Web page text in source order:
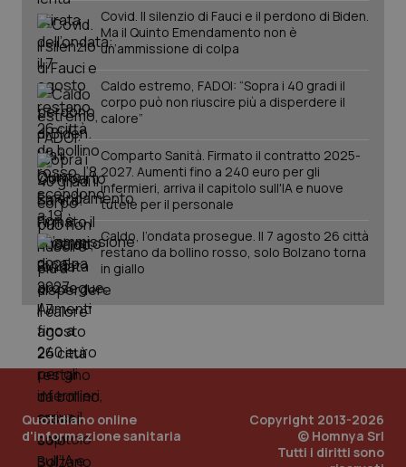
Rene & patologie urogenitali
Salute orale & impianti
Sangue & coagulazione
Tiroide
Tumore al seno
Tumore ovarico
Tumori del Polmone & Testa Collo
Tumori gastrointestinali
Ulcera & Reflusso
Vaccini
Covid. Il silenzio di Fauci e il perdono di Biden.
Ma il Quinto Emendamento non è
un’ammissione di colpa
Caldo estremo, FADOI: “Sopra i 40 gradi il
corpo può non riuscire più a disperdere il
calore”
Comparto Sanità. Firmato il contratto 2025-
2027. Aumenti fino a 240 euro per gli
infermieri, arriva il capitolo sull'IA e nuove
tutele per il personale
Caldo, l’ondata prosegue. Il 7 agosto 26 città
restano da bollino rosso, solo Bolzano torna
in giallo
Quotidiano online
d'informazione sanitaria
Copyright 2013-2026
© Homnya Srl
Tutti i diritti sono
CookieScriptConsent
CookieScript
www.quotidianosanita.it
tracking-sites-ironfish-
tracking-enable
2